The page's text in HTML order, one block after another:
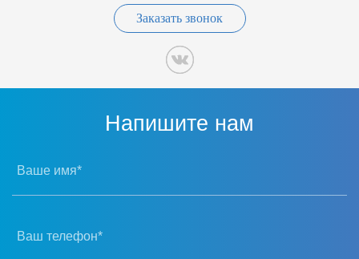
Заказать звонок
Напишите нам
Ваше имя*
Ваш телефон*